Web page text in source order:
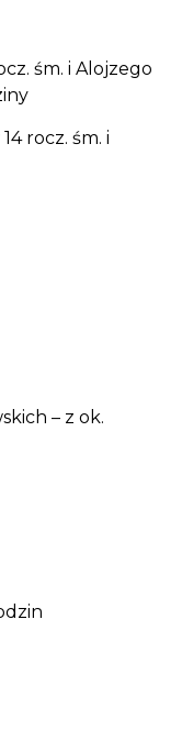
śm. i Alojzego
rocz. śm. i
– z ok.